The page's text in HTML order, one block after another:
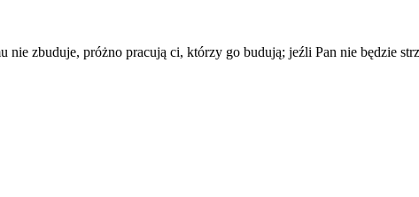
nie zbuduje, próżno pracują ci, którzy go budują; jeźli Pan nie będzie